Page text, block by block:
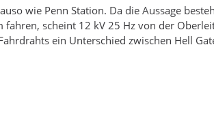
wie Penn Station. Da die Aussage
scheint 12 kV 25 Hz von der
ein Unterschied zwischen Hell